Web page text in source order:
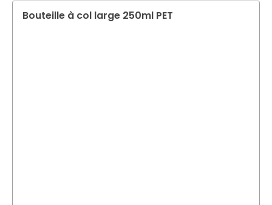
Bouteille à col large 250ml PET